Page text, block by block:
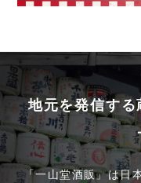
地元を発信する
「一山堂酒販」は日